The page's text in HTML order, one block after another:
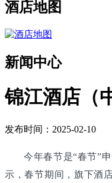
酒店地图
新闻中心
锦江酒店（
发布时间：2025-02-10
今年春节是“春节”
示，春节期间，旗下酒